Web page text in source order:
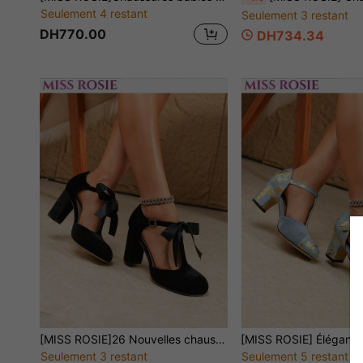
Seulement 4 restant
DH770.00
Seulement 3 restant
DH734.34
[MISS ROSIE]26 Nouvelles chaussures pour femmes printemps/été élégantes et à la mode à bride en T, bride simple, bride croisée, bout rond, empeigne basse, talon épais, décoration nœud, talon très haut, chaussures Mary Jane à boucle faciles à porter, convenant pour fête/mariage/Noël/trajet professionnel/noir, beige, ivoire, rouge, bordeaux, violet, vert, bleu, or, rose, talons hauts/chaussures confortables pour femmes/étiquette d'affaires/vacances en plein air/étudiantes en velours diamant
Seulement 3 restant
Seulement 5 restant